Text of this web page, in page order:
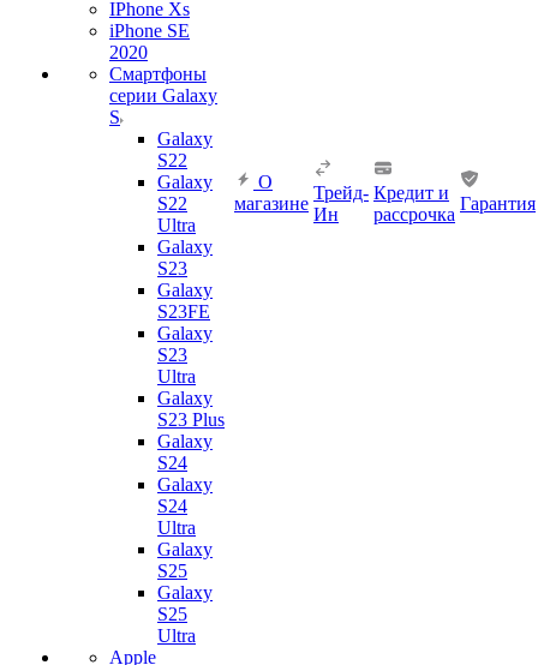
IPhone Xs
iPhone SE
2020
Смартфоны
серии Galaxy
S
Galaxy
S22
Galaxy
S22
Ultra
Galaxy
S23
Galaxy
S23FE
Galaxy
S23
Ultra
Galaxy
S23 Plus
Galaxy
S24
Galaxy
S24
Ultra
Galaxy
S25
Galaxy
S25
Ultra
Apple
О
магазине
Трейд-
Ин
Кредит и
рассрочка
Гарантия